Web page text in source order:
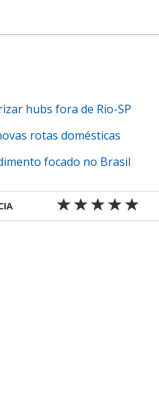
hubs fora de Rio-SP
rotas domésticas
focado no Brasil
aviacao/2017/
ou as